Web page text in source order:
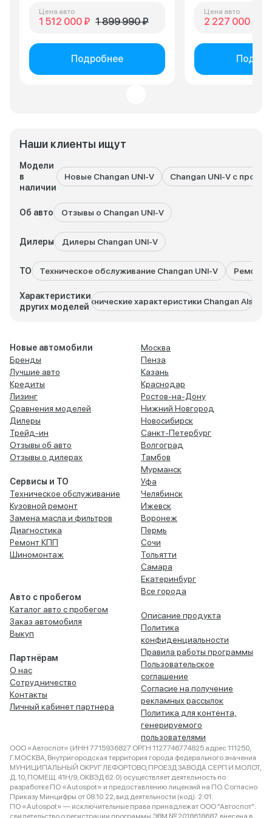
Наши клиенты ищут
Модели
в
наличии
Новые Changan UNI-V Changan UNI-V с
Об авто Отзывы о Changan UNI-V
Дилеры Дилеры Changan UNI-V
ТО Техническое обслуживание Changan UNI-V Ремонт
Характеристики
других моделей
Технические характеристики Changan Alsvin
Цена авто
1 512 000 ₽ 1 899 990 ₽
Подробнее
Цена авто
2 227 000 ₽
Новые автомобили
Бренды
Лучшие авто
Кредиты
Лизинг
Сравнения моделей
Дилеры
Трейд-ин
Отзывы об авто
Отзывы о дилерах
Сервисы и ТО
Техническое обслуживание
Кузовной ремонт
Замена масла и фильтров
Диагностика
Ремонт КПП
Шиномонтаж
Авто с пробегом
Каталог авто с пробегом
Заказ автомобиля
Выкуп
Партнёрам
О нас
Сотрудничество
Контакты
Личный кабинет партнера
Москва
Пенза
Казань
Краснодар
Ростов-на-Дону
Нижний Новгород
Новосибирск
Санкт-Петербург
Волгоград
Тамбов
Мурманск
Уфа
Челябинск
Ижевск
Воронеж
Пермь
Сочи
Тольятти
Самара
Екатеринбург
Все города
Описание продукта
Политика
конфиденциальности
Правила работы программы
Пользовательское
соглашение
Согласие на получение
рекламных рассылок
Политика для контента,
генерируемого
пользователями
ООО «Автоспот» (ИНН 7715936827 ОРГН 1127746774825 адрес 111250,
Г.МОСКВА, Внутригородская территория города федерального значения
МУНИЦИПАЛЬНЫЙ ОКРУГ ЛЕФОРТОВО, ПРОЕЗД ЗАВОДА СЕРП И МОЛОТ,
Д. 10, ПОМЕЩ. 41Н/9, ОКВЭД 62.0) осуществляет деятельность по
разработке ПО «Autospot» и предоставлению лицензий на ПО. Согласно
Приказу Минцифры от 08.10.22, вид деятельности (код): 2.01.
ПО «Autospot» — исключительные права принадлежат ООО "Автоспот":
свидетельство о регистрации программы ЭВМ № 2018618687, внесена в